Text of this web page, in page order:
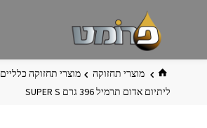
בית מוצרי תחזוקה מוצרי תחזוקה כלליים
ליתיום אדום תרמיל 396 גרם SUPER S